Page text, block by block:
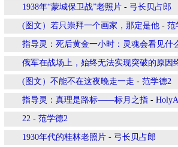
1938年“蒙城保卫战”老照片 - 弓长贝占郎
(图文）若只崇拜一个画家，那定是他 - 范
指导灵：死后黄金一小时：灵魂会看见什
俄军在战场上，始终无法实现突破的原因
(图文）不能不在这夜晚走一走 - 范学德2
指导灵：真理是路标——标月之指 -
22 - 范学德2
1930年代的桂林老照片 - 弓长贝占郎